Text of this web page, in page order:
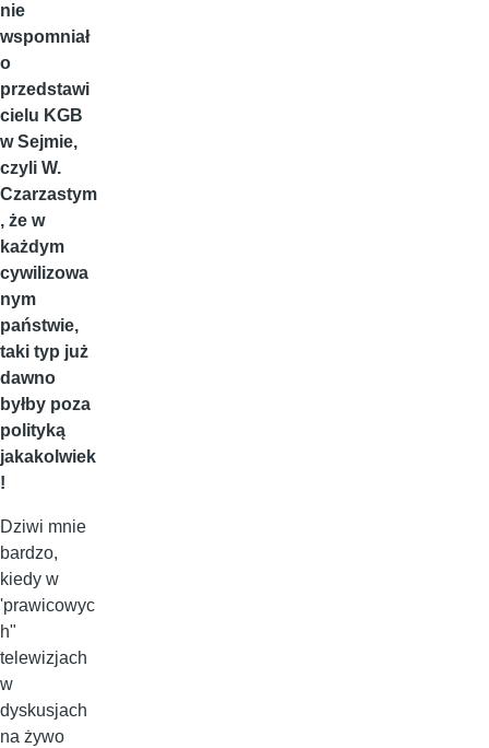
nie
wspomniał
o
przedstawi
cielu KGB
w Sejmie,
czyli W.
Czarzastym
, że w
każdym
cywilizowa
nym
państwie,
taki typ już
dawno
byłby poza
polityką
jakakolwiek
!
Dziwi mnie
bardzo,
kiedy w
'prawicowyc
h"
telewizjach
w
dyskusjach
na żywo